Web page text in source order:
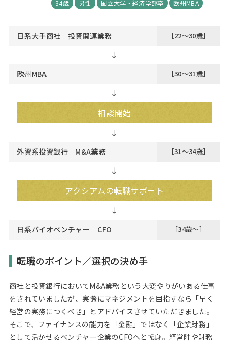
34歳 男性 国立大学・経済学部卒 欧州MBA
日系大手商社 投資関連業務 ［22～30歳］
↓
欧州MBA
［30～31歳］
↓
相談開始
外資系投資銀行 M&A業務 ［31～34歳］
↓
アクシアムの転職サポート
日系バイオベンチャー CFO ［34歳～］
転職のポイント／選択の決め手
商社と投資銀行においてM&A業務という大変やりがいある仕事
をされていましたが、実際にマネジメントを目指すなら「早く
経営の実務につくべき」とアドバイスさせていただきました。
そこで、ファイナンスの能力を「金融」ではなく「企業財務」
として活かせるベンチャー企業のCFOへと転身。経営陣や財務